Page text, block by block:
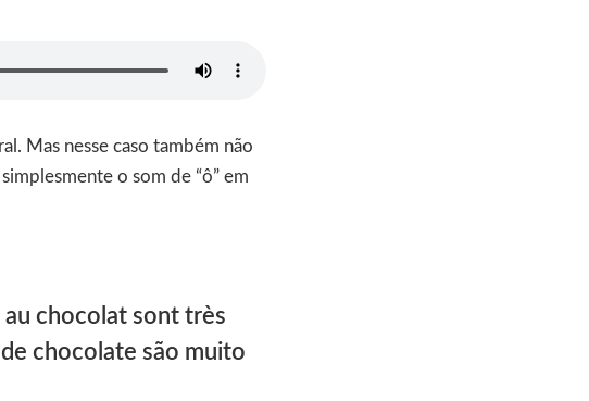
Mas nesse caso também não
o som de “ô” em
au chocolat sont très
chocolate são muito